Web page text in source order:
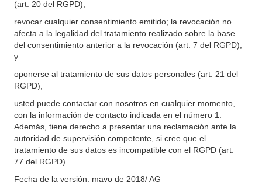
(art. 20 del RGPD);
revocar cualquier consentimiento emitido; la revocación no
afecta a la legalidad del tratamiento realizado sobre la base
del consentimiento anterior a la revocación (art. 7 del RGPD);
y
oponerse al tratamiento de sus datos personales (art. 21 del
RGPD);
usted puede contactar con nosotros en cualquier momento,
con la información de contacto indicada en el número 1.
Además, tiene derecho a presentar una reclamación ante la
autoridad de supervisión competente, si cree que el
tratamiento de sus datos es incompatible con el RGPD (art.
77 del RGPD).
Fecha de la versión: mayo de 2018/ AG